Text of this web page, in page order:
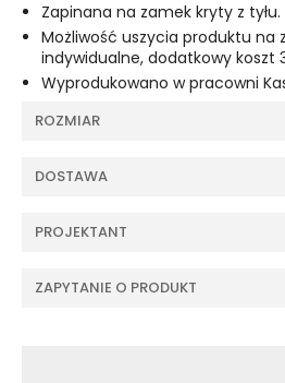
Zapinana na zamek kryty z tyłu.
Możliwość uszycia produktu na
indywidualne, dodatkowy koszt
Wyprodukowano w pracowni
ROZMIAR
DOSTAWA
PROJEKTANT
ZAPYTANIE O PRODUKT